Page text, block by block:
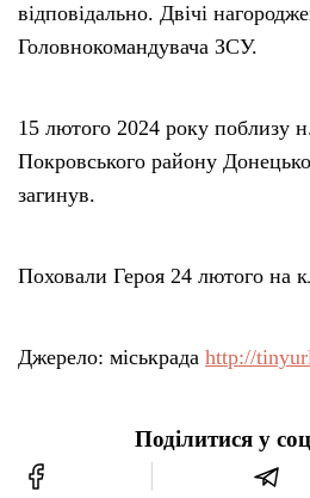
відповідально. Двічі
Головнокомандувача ЗСУ.
15 лютого 2024 року поблизу
Покровського району
загинув.
Поховали Героя 24 лютого на
Джерело: міськрада http://
Поділитися у